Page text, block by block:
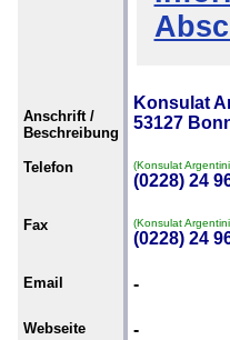
Anschrift /
Beschreibung
Konsulat
53127
Telefon (Konsulat
(0228) 24
Fax (Konsulat
(0228) 24
Email -
Webseite -